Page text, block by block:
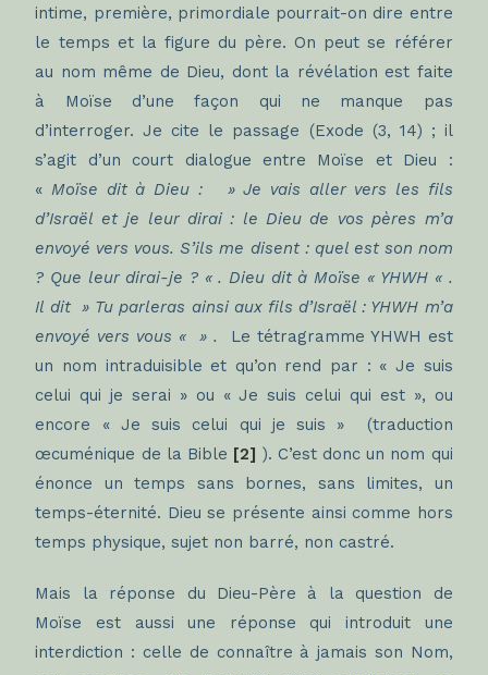
intime, première, primordiale pourrait-on dire entre
le temps et la figure du père. On peut se référer
au nom même de Dieu, dont la révélation est faite
à Moïse d’une façon qui ne manque pas
d’interroger. Je cite le passage (Exode (3, 14) ; il
s’agit d’un court dialogue entre Moïse et Dieu :
«Moïse dit à Dieu : » Je vais aller vers les fils
d’Israël et je leur dirai : le Dieu de vos pères m’a
envoyé vers vous. S’ils me disent : quel est son nom
? Que leur dirai-je ? « . Dieu dit à Moïse « YHWH « .
Il dit » Tu parleras ainsi aux fils d’Israël : YHWH m’a
envoyé vers vous «
» .
Le tétragramme YHWH est
un nom intraduisible et qu’on rend par : « Je suis
celui qui je serai » ou « Je suis celui qui est », ou
encore « Je suis celui qui je suis » (traduction
œcuménique de la Bible [2] ). C’est donc un nom qui
énonce un temps sans bornes, sans limites, un
temps-éternité. Dieu se présente ainsi comme hors
temps physique, sujet non barré, non castré.
Mais la réponse du Dieu-Père à la question de
Moïse est aussi une réponse qui introduit une
interdiction : celle de connaître à jamais son Nom,